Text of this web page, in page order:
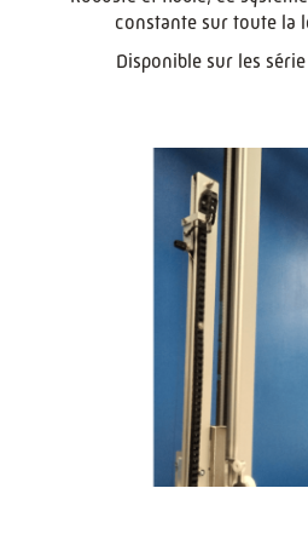
constante sur toute la
Disponible sur les série